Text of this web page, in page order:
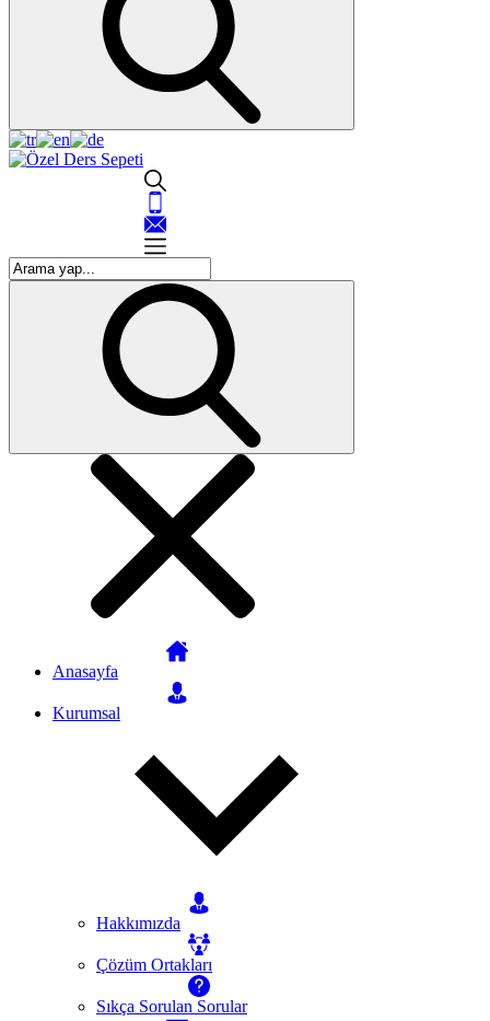
Anasayfa
Kurumsal
Hakkımızda
Çözüm Ortakları
Sıkça Sorulan Sorular